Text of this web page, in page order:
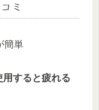
ミ
簡単
すると疲れる